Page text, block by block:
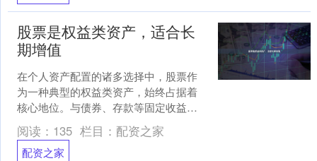
股票是权益类资产，适合长
期增值
在个人资产配置的诸多选择中，股票作
为一种典型的权益类资产，始终占据着
核心地位。与债券、存款等固定收益类
资产不同，股票代表的是对一家公司的
所有权份额，其价值随着企....
阅读： 135 栏目： 配资之家
配资之家